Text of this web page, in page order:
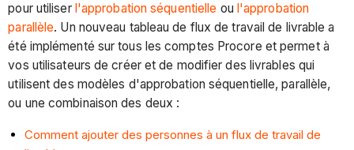
pour utiliser l'approbation séquentielle ou l'approbation
parallèle. Un nouveau tableau de flux de travail de livrable a
été implémenté sur tous les comptes Procore et permet à
vos utilisateurs de créer et de modifier des livrables qui
utilisent des modèles d'approbation séquentielle, parallèle,
ou une combinaison des deux :
Comment ajouter des personnes à un flux de travail de